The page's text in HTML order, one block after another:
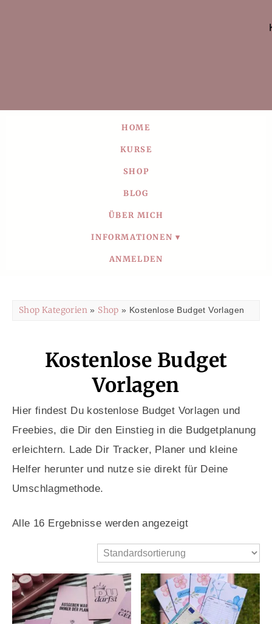
HOME
KURSE
SHOP
BLOG
ÜBER MICH
INFORMATIONEN
ANMELDEN
Shop Kategorien » Shop » Kostenlose Budget Vorlagen
Kostenlose Budget
Vorlagen
Hier findest Du kostenlose Budget Vorlagen und
Freebies, die Dir den Einstieg in die Budgetplanung
erleichtern. Lade Dir Tracker, Planer und kleine
Helfer herunter und nutze sie direkt für Deine
Umschlagmethode.
Alle 16 Ergebnisse werden angezeigt